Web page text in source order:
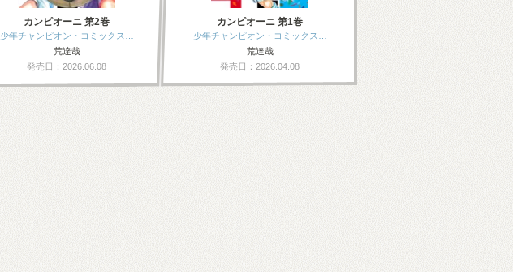
カンピオーニ 第2巻
少年チャンピオン・コミックス…
荒達哉
発売日：2026.06.08
カンピオーニ 第1巻
少年チャンピオン・コミックス…
荒達哉
発売日：2026.04.08